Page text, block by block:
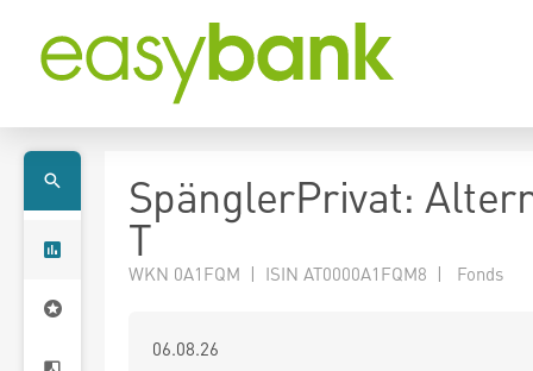
SpänglerPrivat:
T
WKN 0A1FQM | ISIN AT0000A1FQM8 | Fonds
06.08.26